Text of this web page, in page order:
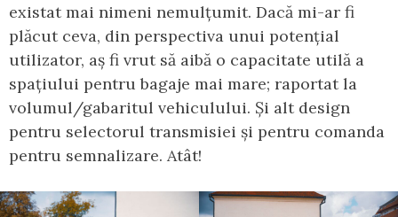
existat mai nimeni nemulțumit. Dacă mi-ar fi
plăcut ceva, din perspectiva unui potențial
utilizator, aș fi vrut să aibă o capacitate utilă a
spațiului pentru bagaje mai mare; raportat la
volumul/gabaritul vehiculului. Și alt design
pentru selectorul transmisiei și pentru comanda
pentru semnalizare. Atât!